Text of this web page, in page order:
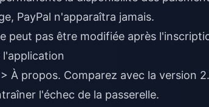
PayPal n'apparaîtra jamais.
peut pas être modifiée après
l'application
À propos. Comparez avec la version
l'échec de la passerelle.